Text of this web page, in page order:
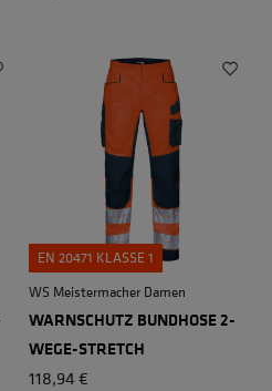
EN 20471 KLASSE 1
WS Meistermacher Damen
WARNSCHUTZ BUNDHOSE 2-
WEGE-STRETCH
118,94 €